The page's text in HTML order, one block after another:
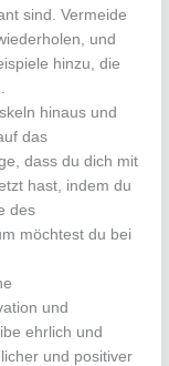
sind. Vermeide
und
hinzu, die
hinaus und
das
dass du dich mit
hast, indem du
des
möchtest du bei
und
ehrlich und
und positiver